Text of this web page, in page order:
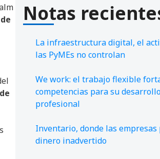
Notas
La infraestructura digital, el
las PyMEs no controlan
We work: el trabajo flexible
competencias para su
profesional
Inventario, donde las
dinero inadvertido